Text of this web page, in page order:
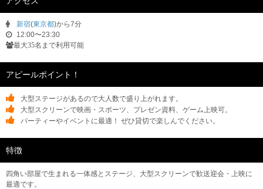
新宿(東京都)から7分
12:00〜23:30
最大35名まで利用可能
アピールポイント！
大型ステージがあるので大人数で盛り上がれます。
大型スクリーンで映画・スポーツ、プレゼン資料、ゲーム上映可。
パーティーやイベントに最適！ ぜひ貸切で楽しんでください。
特徴
四角い部屋で生まれる一体感とステージ、大型スクリーンで歓送迎会・上映に
最適です。